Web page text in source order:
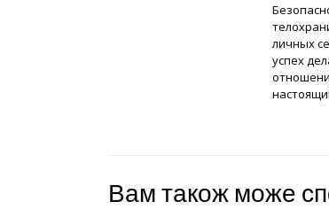
личных
успех
Вам також може